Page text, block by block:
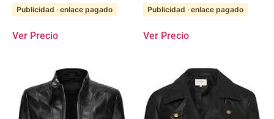
Publicidad · enlace pagado
Ver Precio
Publicidad · enlace pagado
Ver Precio